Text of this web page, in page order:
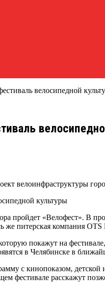
велосипедной
велоинфраструктуры
пройдет «Велофест». В
же питерская компания
покажут на
в Челябинске в
с кинопоказом,
фестивале расскажут